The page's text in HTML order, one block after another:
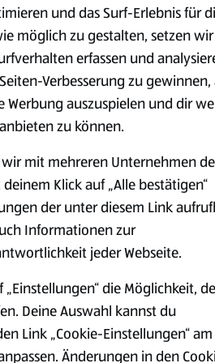
g
0,75 l
0,75 l
(3,72 €/1 l)
Spare 20 %
2,79 €² 3,49 €
Bio-Produkte
und das Surf-Erlebnis für
möglich zu gestalten, setzen wir
erfassen und
Verbesserung zu gewinnen,
Werbung auszuspielen und dir
zu können.
mit mehreren Unternehmen
Klick auf „Alle bestätigen“
der unter diesem Link
Informationen zur
jeder Webseite.
die Möglichkeit,
Deine Auswahl kannst du
Link „Cookie-Einstellungen“
Änderungen in den